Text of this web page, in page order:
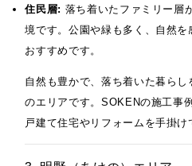
住民層: 落ち着いたファミリー層
境です。公園や緑も多く、自然
おすすめです。
自然も豊かで、落ち着いた暮ら
のエリアです。SOKENの施工事
戸建て住宅やリフォームを手掛け